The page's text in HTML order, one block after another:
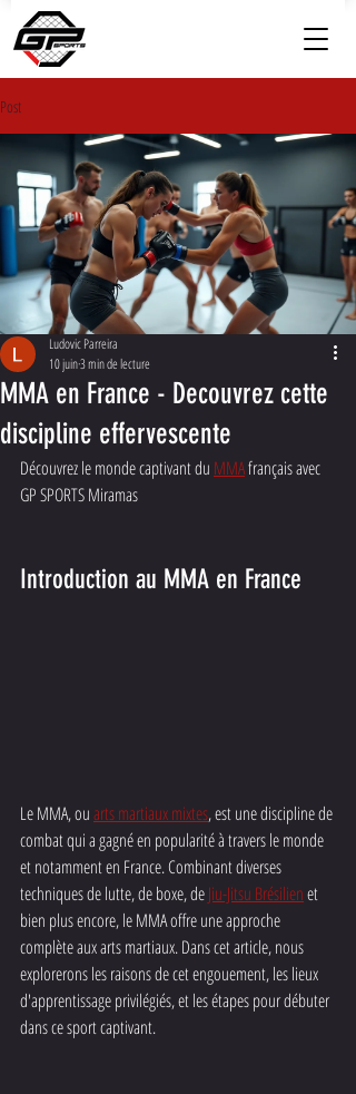
Post
MMA en France - Decouvrez cette
discipline effervescente
Ludovic Parreira
10 juin3 min de lecture
Découvrez le monde captivant du MMA français avec
GP SPORTS Miramas
Introduction au MMA en France
Le MMA, ou arts martiaux mixtes, est une discipline de
combat qui a gagné en popularité à travers le monde
et notamment en France. Combinant diverses
techniques de lutte, de boxe, de Jiu-Jitsu Brésilien et
bien plus encore, le MMA offre une approche
complète aux arts martiaux. Dans cet article, nous
explorerons les raisons de cet engouement, les lieux
d'apprentissage privilégiés, et les étapes pour débuter
dans ce sport captivant.